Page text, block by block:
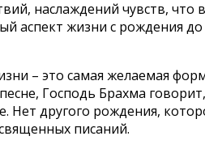
наслаждений чувств,
аспект жизни с рождения
– это самая желаемая
Господь Брахма
Нет другого рождения,
писаний.